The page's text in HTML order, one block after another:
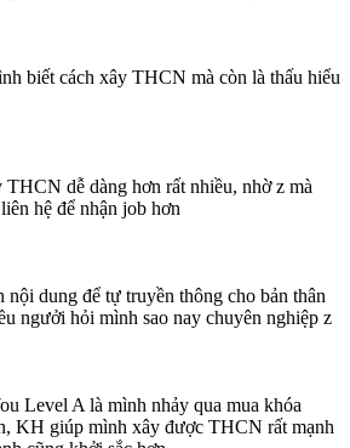
biết cách xây THCN mà còn là thấu hiểu
dễ dàng hơn rất nhiều, nhờ z mà
hệ để nhận job hơn
dung để tự truyền thông cho bản thân
ngưởi hỏi mình sao nay chuyên nghiệp z
Level A là mình nhảy qua mua khóa
KH giúp mình xây được THCN rất mạnh